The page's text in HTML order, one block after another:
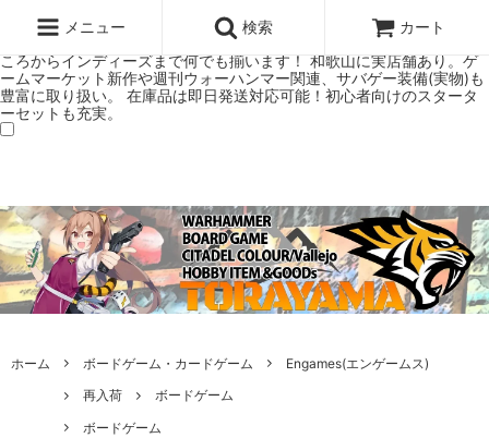
ミアムショップTORAYAMA。通販・オンラインショップです！ ウォー
ハンマーとボードゲームのことなら当店へ！ボードゲームもメジャーど
ころからインディーズまで何でも揃います！ 和歌山に実店舗あり。ゲ
ームマーケット新作や週刊ウォーハンマー関連、サバゲー装備(実物)も
豊富に取り扱い。 在庫品は即日発送対応可能！初心者向けのスタータ
ーセットも充実。
メニュー 検索 カート
ホーム ボードゲーム・カードゲーム
Engames(エンゲームス)
再入荷
ボードゲーム
ボードゲーム